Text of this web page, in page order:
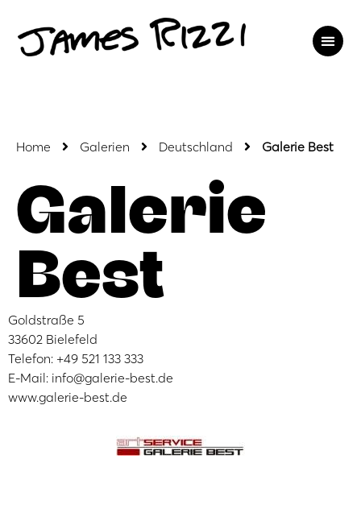
Home Galerien Deutschland Galerie Best
Galerie
Best
Goldstraße 5
33602 Bielefeld
Telefon: +49 521 133 333
E-Mail: info@galerie-best.de
www.galerie-best.de